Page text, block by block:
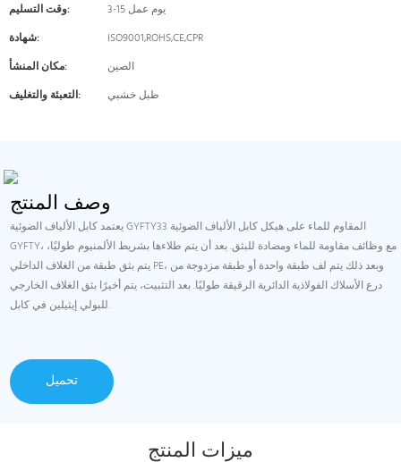
وقت التسليم:
3-15 يوم عمل
شهادة:
ISO9001,ROHS,CE,CPR
مكان المنشأ:
الصين
التعبئة والتغليف:
طبل خشبي
وصف المنتج
يعتمد كابل الألياف الضوئية GYFTY33 المقاوم للماء على هيكل كابل الألياف الضوئية
GYFTY، مع وظائف مقاومة للماء ومضادة للبثق. بعد أن يتم طلاءها بشريط الألمنيوم طوليًا،
يتم بثق طبقة من الغلاف الداخلي PE، وبعد ذلك يتم لف طبقة واحدة أو طبقة مزدوجة من
درع الأسلاك الفولاذية الدائرية الرقيقة طوليًا. بعد التثبيت، يتم أخيرًا بثق الغلاف الخارجي
للبولي إيثيلين في كابل.
تحميل
ميزات المنتج